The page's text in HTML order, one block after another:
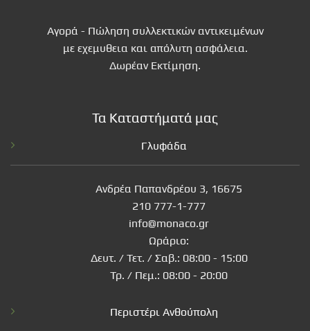
Αγορά - Πώληση συλλεκτικών αντικειμένων
με εχεμυθεια και απόλυτη ασφάλεια.
Δωρέαν Εκτίμηση.
Τα Καταστήματά μας
Γλυφάδα
Ανδρέα Παπανδρέου 3, 16675
210 777-1-777
info@monaco.gr
Ωράριο:
Δευτ. / Τετ. / Σαβ.: 08:00 - 15:00
Τρ. / Πεμ.: 08:00 - 20:00
Περιστέρι Ανθούπολη